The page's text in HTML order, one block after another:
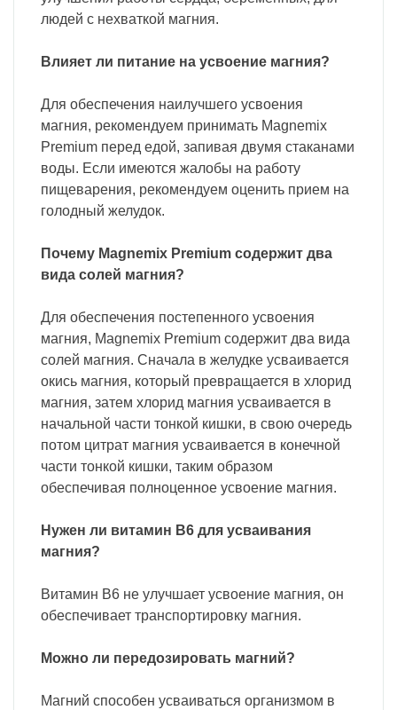
людей с нехваткой магния.
Влияет ли питание на усвоение магния?
Для обеспечения наилучшего усвоения
магния, рекомендуем принимать Magnemix
Premium перед едой, запивая двумя стаканами
воды. Если имеются жалобы на работу
пищеварения, рекомендуем оценить прием на
голодный желудок.
Почему Magnemix Premium содержит два
вида солей магния?
Для обеспечения постепенного усвоения
магния, Magnemix Premium содержит два вида
солей магния. Сначала в желудке усваивается
окись магния, который превращается в хлорид
магния, затем хлорид магния усваивается в
начальной части тонкой кишки, в свою очередь
потом цитрат магния усваивается в конечной
части тонкой кишки, таким образом
обеспечивая полноценное усвоение магния.
Нужен ли витамин B6 для усваивания
магния?
Витамин B6 не улучшает усвоение магния, он
обеспечивает транспортировку магния.
Можно ли передозировать магний?
Магний способен усваиваться организмом в